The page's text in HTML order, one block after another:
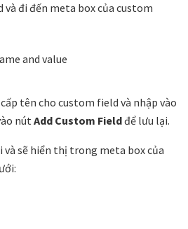
đi đến meta box của custom
tên cho custom field và nhập vào
nútAdd Custom Fieldđể lưu lại.
sẽ hiển thị trong meta box của